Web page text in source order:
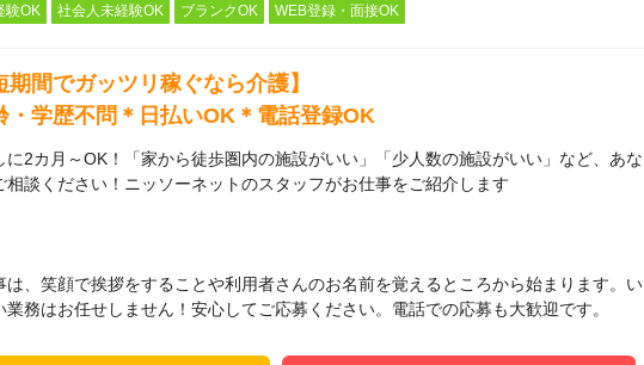
験OK 社会人未経験OK ブランクOK WEB登録・面接OK
期間でガッツリ稼ぐなら介護】
・学歴不問＊日払いOK＊電話登録OK
2カ月～OK！「家から徒歩圏内の施設がいい」「少人数の施設がいい」など、あな
相談ください！ニッソーネットのスタッフがお仕事をご紹介します
、笑顔で挨拶をすることや利用者さんのお名前を覚えるところから始まります。い
業務はお任せしません！安心してご応募ください。電話での応募も大歓迎です。